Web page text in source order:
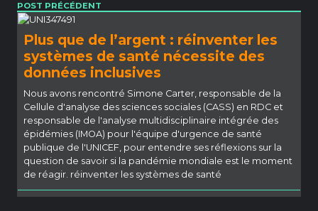
POST PRÉCÉDENT
Plus que de l’argent : réinventer les
systèmes de santé nécessite des
données inclusives
Nous avons rencontré Simone Carter, responsable de la
Cellule d'analyse des sciences sociales (CASS) en RDC et
responsable de l'analyse multidisciplinaire intégrée des
épidémies (IMOA) pour l'équipe d'urgence de santé
publique de l'UNICEF, pour entendre ses réflexions sur la
question de savoir si la pandémie mondiale est le moment
de réagir. réinventer les systèmes de santé